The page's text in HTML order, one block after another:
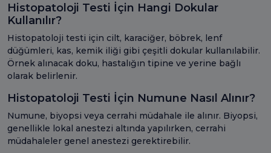
Histopatoloji Testi İçin Hangi Dokular
Kullanılır?
Histopatoloji testi için cilt, karaciğer, böbrek, lenf
düğümleri, kas, kemik iliği gibi çeşitli dokular kullanılabilir.
Örnek alınacak doku, hastalığın tipine ve yerine bağlı
olarak belirlenir.
Histopatoloji Testi İçin Numune Nasıl Alınır?
Numune, biyopsi veya cerrahi müdahale ile alınır. Biyopsi,
genellikle lokal anestezi altında yapılırken, cerrahi
müdahaleler genel anestezi gerektirebilir.